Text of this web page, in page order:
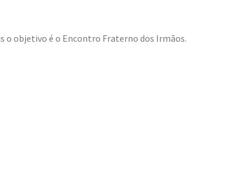
o objetivo é o Encontro Fraterno dos Irmãos.